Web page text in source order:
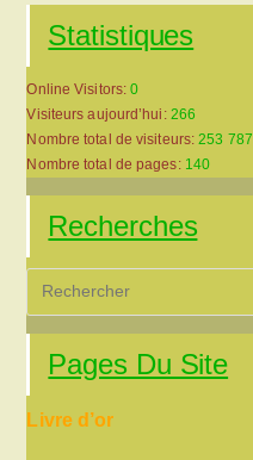
Statistiques
Online Visitors:0
Visiteurs aujourd’hui: 266
Nombre total de visiteurs:253 787
Nombre total de pages: 140
Recherches
Pages Du Site
Livre d’or